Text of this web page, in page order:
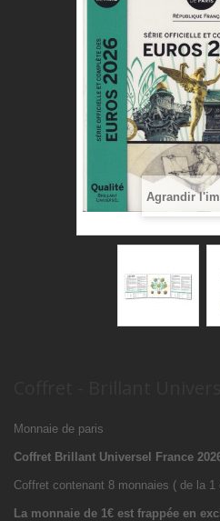
Agrandir
Monnaie de paris
Coffret Brillant Universel France
Coffret contenant 8 monnaies ( de la
La monnaie de 1€ est frappée en